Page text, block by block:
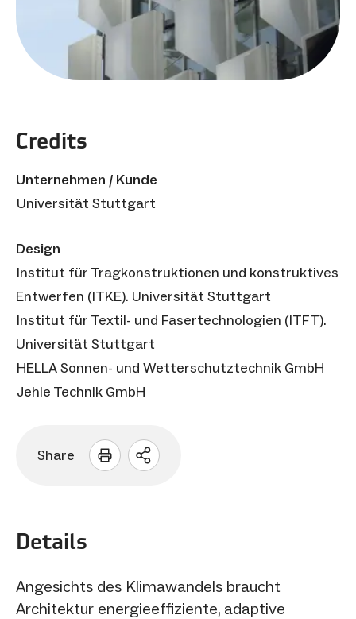
Credits
Unternehmen / Kunde
Universität Stuttgart
Design
Institut für Tragkonstruktionen und konstruktives
Entwerfen (ITKE). Universität Stuttgart
Institut für Textil- und Fasertechnologien (ITFT).
Universität Stuttgart
HELLA Sonnen- und Wetterschutztechnik GmbH
Jehle Technik GmbH
Share
Sharing
Details
Angesichts des Klimawandels braucht
Architektur energieeffiziente, adaptive